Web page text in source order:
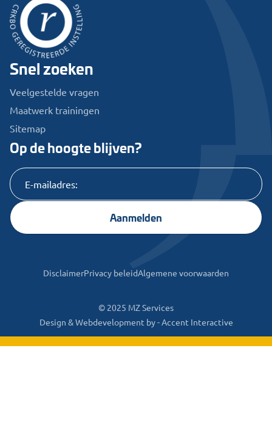
Snel zoeken
Veelgestelde vragen
Maatwerk trainingen
Sitemap
Op de hoogte blijven?
Aanmelden
© 2025 MZ Services
Design & Webdevelopment by -Accent Interactive
DisclaimerPrivacy beleidAlgemene voorwaarden